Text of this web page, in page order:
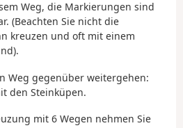
Weg, die Markierungen sind
(Beachten Sie nicht die
kreuzen und oft mit einem
Weg gegenüber weitergehen:
den Steinküpen.
mit 6 Wegen nehmen Sie